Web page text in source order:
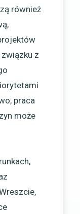
również
z
praca
może